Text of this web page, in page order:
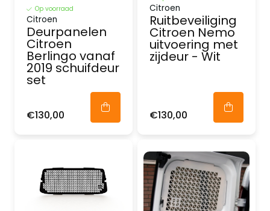
Op voorraad
Citroen
Deurpanelen
Citroen
Berlingo vanaf
2019 schuifdeur
set
€130,00
Citroen
Ruitbeveiliging
Citroen Nemo
uitvoering met
zijdeur - Wit
€130,00